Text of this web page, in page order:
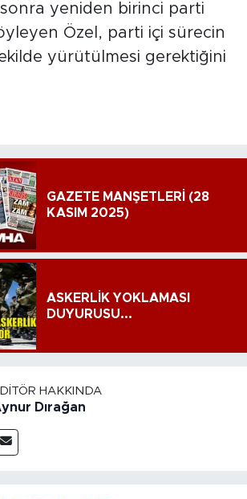
sonra yeniden birinci parti
Özel, parti içi sürecin
yürütülmesi gerektiğini
GAZETE MANŞETLERİ (28
KASIM 2025)
ASKERLİK YOKLAMASI
DUYURUSU...
HAKKINDA
Dırağan